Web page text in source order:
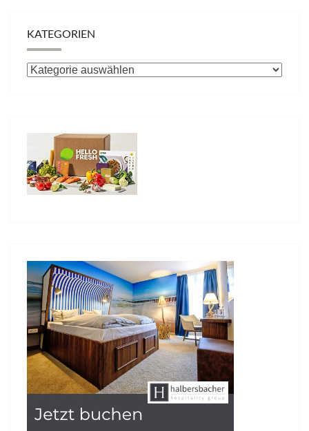
KATEGORIEN
Kategorien